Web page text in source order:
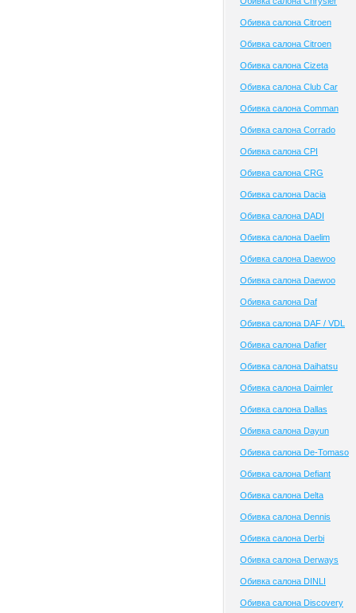
Обивка салона Citroen
Обивка салона Citroen
Обивка салона Cizeta
Обивка салона Club Сar
Обивка салона Comman
Обивка салона Corrado
Обивка салона CPI
Обивка салона CRG
Обивка салона Dacia
Обивка салона DADI
Обивка салона Daelim
Обивка салона Daewoo
Обивка салона Daewoo
Обивка салона Daf
Обивка салона DAF / VDL
Обивка салона Dafier
Обивка салона Daihatsu
Обивка салона Daimler
Обивка салона Dallas
Обивка салона Dayun
Обивка салона De-Tomaso
Обивка салона Defiant
Обивка салона Delta
Обивка салона Dennis
Обивка салона Derbi
Обивка салона Derways
Обивка салона DINLI
Обивка салона Discovery